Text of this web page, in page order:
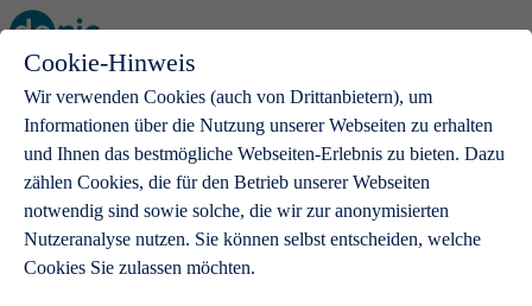
Cookie-Hinweis
Wir verwenden Cookies (auch von Drittanbietern), um
Informationen über die Nutzung unserer Webseiten zu erhalten
und Ihnen das bestmögliche Webseiten-Erlebnis zu bieten. Dazu
zählen Cookies, die für den Betrieb unserer Webseiten
notwendig sind sowie solche, die wir zur anonymisierten
Nutzeranalyse nutzen. Sie können selbst entscheiden, welche
Cookies Sie zulassen möchten.
Open main menu
.de-Domains